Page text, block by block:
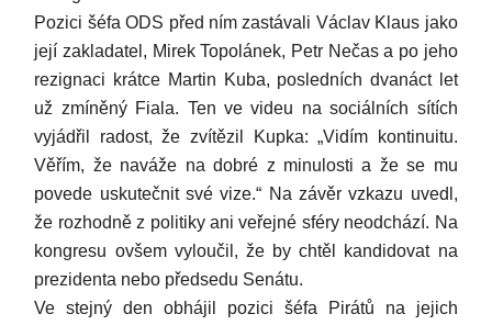
Pozici šéfa ODS před ním zastávali Václav Klaus jako
její zakladatel, Mirek Topolánek, Petr Nečas a po jeho
rezignaci krátce Martin Kuba, posledních dvanáct let
už zmíněný Fiala. Ten ve videu na sociálních sítích
vyjádřil radost, že zvítězil Kupka: „Vidím kontinuitu.
Věřím, že naváže na dobré z minulosti a že se mu
povede uskutečnit své vize.“ Na závěr vzkazu uvedl,
že rozhodně z politiky ani veřejné sféry neodchází. Na
kongresu ovšem vyloučil, že by chtěl kandidovat na
prezidenta nebo předsedu Senátu.
Ve stejný den obhájil pozici šéfa Pirátů na jejich